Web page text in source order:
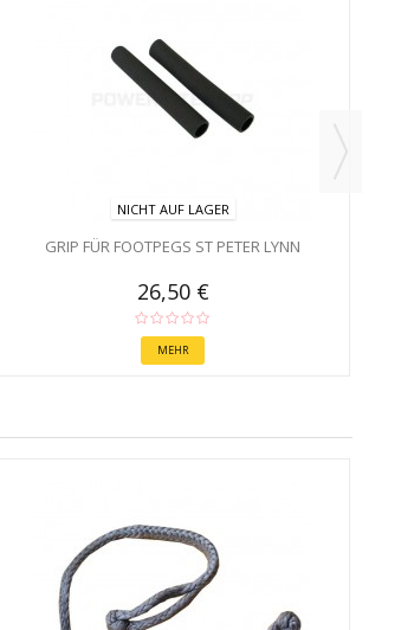
NICHT AUF LAGER
GRIP FÜR FOOTPEGS ST PETER LYNN
26,50 €
MEHR